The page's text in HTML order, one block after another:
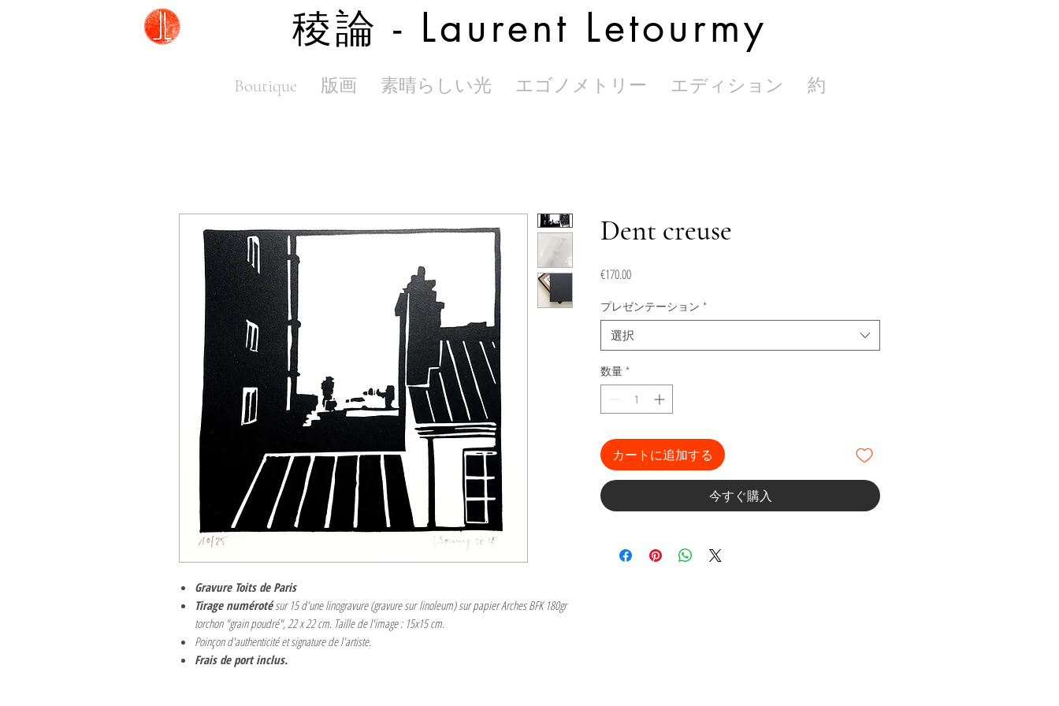
稜論 - Laurent Letourmy
Boutique 版画 素晴らしい光 エゴノメトリー エディション 約
Gravure Toits de Paris
Tirage numérotésur 15 d'une linogravure (gravure sur linoleum) sur papier Arches BFK 180gr
torchon "grain poudré", 22 x 22 cm. Taille de l'image : 15x15 cm.
Poinçon d'authenticité et signature de l'artiste.
Frais de port inclus.
Dent creuse
€170.00価
プレゼンテーション *
選択
数量 *
カートに追加する
今すぐ購入